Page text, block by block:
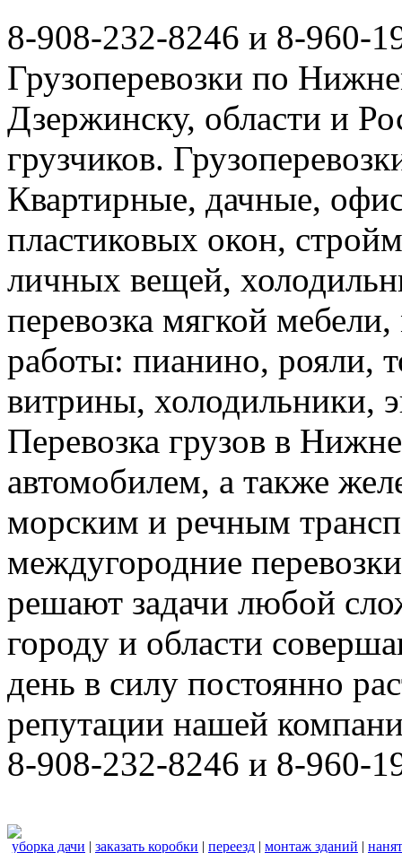
8-908-232-8246 и 8-960-
Грузоперевозки по
Дзержинску, области и
грузчиков.
Квартирные, дачные,
пластиковых окон,
личных вещей,
перевозка мягкой
работы: пианино, рояли,
витрины, холодильники,
Перевозка грузов в
автомобилем, а также
морским и речным
междугородние
решают задачи любой
городу и области
день в силу постоянно
репутации нашей
8-908-232-8246 и 8-960-
уборка дачи | заказать коробки | переезд | монтаж зданий |